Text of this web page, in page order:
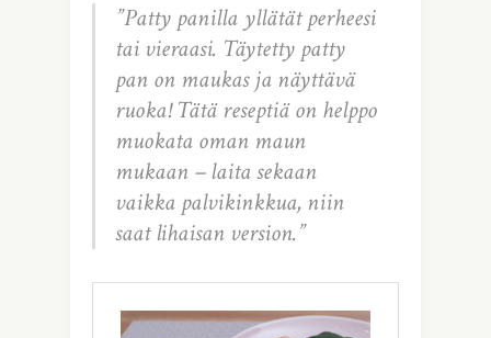
”Patty panilla yllätät perheesi
tai vieraasi. Täytetty patty
pan on maukas ja näyttävä
ruoka! Tätä reseptiä on helppo
muokata oman maun
mukaan – laita sekaan
vaikka palvikinkkua, niin
saat lihaisan version.”